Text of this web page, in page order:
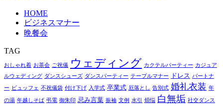
HOME
ビジネスマナー
晩餐会
TAG
おしゃれ着 お茶会 ご祝儀 ウェディング カクテルパーティー カジュア
ルウェディング ダンスシューズ ダンスパーティー テーブルマナー ドレス パートナ
ー ビュッフェ 不祝儀袋 付け下げ 入学式 卒業式 厄落とし 告別式 婚礼衣装 年
の湯 年越しそば 弔電 御朱印 忌み言葉 振袖 文例 水引 煩悩 白無垢 社交ダンス